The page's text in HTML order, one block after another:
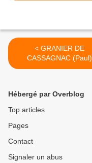
< GRANIER DE
CASSAGNAC (Paul)
Hébergé par Overblog
Top articles
Pages
Contact
Signaler un abus